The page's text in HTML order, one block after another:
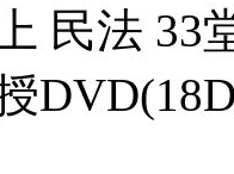
民法 33